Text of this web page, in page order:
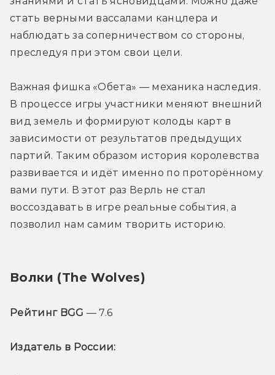
стать верными вассалами канцлера и
наблюдать за соперничеством со стороны,
преследуя при этом свои цели.
Важная фишка «Обета» — механика наследия.
В процессе игры участники меняют внешний
вид земель и формируют колоды карт в
зависимости от результатов предыдущих
партий. Таким образом история королевства
развивается и идёт именно по проторённому
вами пути. В этот раз Верль не стал
воссоздавать в игре реальные события, а
позволил нам самим творить историю.
Волки (The Wolves)
Рейтинг BGG — 7.6
Издатель в России: